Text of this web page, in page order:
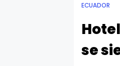
ECUADOR
se